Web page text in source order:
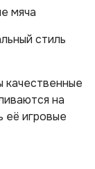
мяча
стиль
на
её игровые